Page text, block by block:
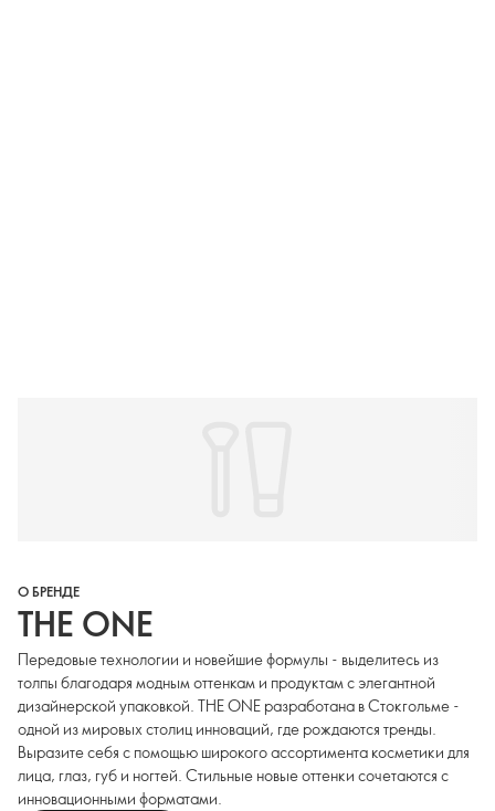
О БРЕНДЕ
THE ONE
Передовые технологии и новейшие формулы - выделитесь из
толпы благодаря модным оттенкам и продуктам с элегантной
дизайнерской упаковкой. THE ONE разработана в Стокгольме -
одной из мировых столиц инноваций, где рождаются тренды.
Выразите себя с помощью широкого ассортимента косметики для
лица, глаз, губ и ногтей. Стильные новые оттенки сочетаются с
инновационными форматами.